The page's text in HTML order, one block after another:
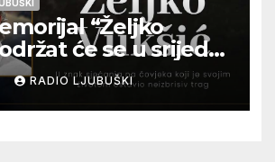
“Željko
će se u srijedu
u Otoku
RADIO LJUBUŠKI